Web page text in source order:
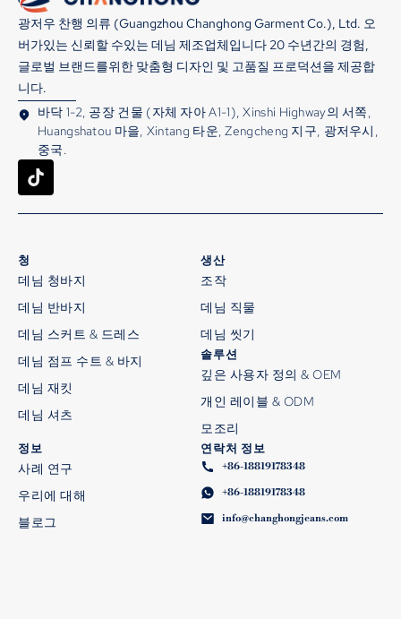
광저우 찬행 의류 (Guangzhou Changhong Garment Co.), Ltd. 오
버가있는 신뢰할 수있는 데님 제조업체입니다 20 수년간의 경험,
글로벌 브랜드를위한 맞춤형 디자인 및 고품질 프로덕션을 제공합
니다.
바닥 1-2, 공장 건물 (자체 자아 A1-1), Xinshi Highway의 서쪽,
Huangshatou 마을, Xintang 타운, Zengcheng 지구, 광저우시,
중국.
청
데님 청바지
데님 반바지
데님 스커트 & 드레스
데님 점프 수트 & 바지
데님 재킷
데님 셔츠
생산
조작
데님 직물
데님 씻기
솔루션
깊은 사용자 정의 & OEM
개인 레이블 & ODM
모조리
정보
사례 연구
우리에 대해
블로그
연락처 정보
+86-18819178348
+86-18819178348
info@changhongjeans.com